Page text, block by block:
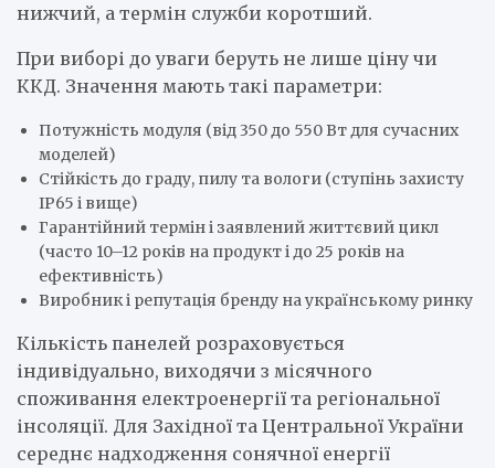
нижчий, а термін служби коротший.
При виборі до уваги беруть не лише ціну чи
ККД. Значення мають такі параметри:
Потужність модуля (від 350 до 550 Вт для сучасних
моделей)
Стійкість до граду, пилу та вологи (ступінь захисту
IP65 і вище)
Гарантійний термін і заявлений життєвий цикл
(часто 10–12 років на продукт і до 25 років на
ефективність)
Виробник і репутація бренду на українському ринку
Кількість панелей розраховується
індивідуально, виходячи з місячного
споживання електроенергії та регіональної
інсоляції. Для Західної та Центральної України
середнє надходження сонячної енергії